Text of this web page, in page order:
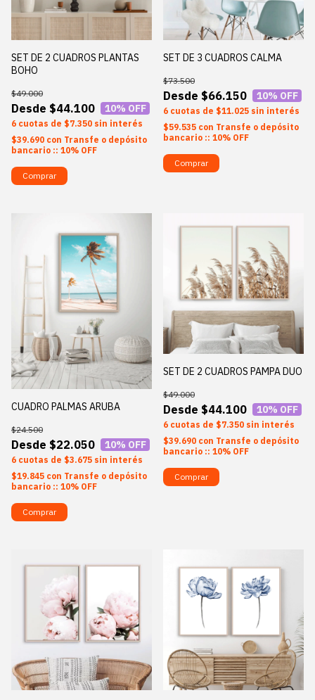
SET DE 2 CUADROS PLANTAS
BOHO
$44.100
$49.000
10% OFF
6 $7.350 sin interés
$39.690 con Transfe o depósito
bancario :: 10% OFF
Comprar
SET DE 3 CUADROS CALMA
$66.150
$73.500
10% OFF
6 $11.025 sin interés
$59.535 con Transfe o depósito
bancario :: 10% OFF
Comprar
CUADRO PALMAS ARUBA
$22.050
$24.500
10% OFF
6 $3.675 sin interés
$19.845 con Transfe o depósito
bancario :: 10% OFF
Comprar
SET DE 2 CUADROS PAMPA DUO
$44.100
$49.000
10% OFF
6 $7.350 sin interés
$39.690 con Transfe o depósito
bancario :: 10% OFF
Comprar